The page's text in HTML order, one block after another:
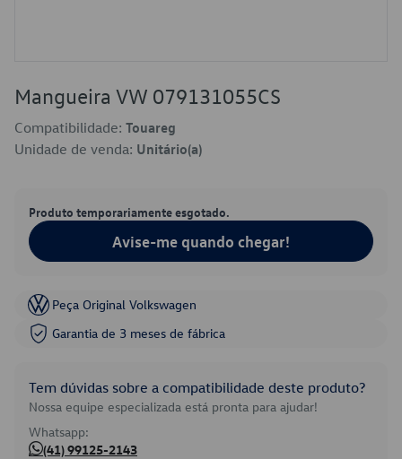
Mangueira VW 079131055CS
Compatibilidade: Touareg
Unidade de venda: Unitário(a)
Produto temporariamente esgotado.
Avise-me quando chegar!
Peça Original Volkswagen
Garantia de 3 meses de fábrica
Tem dúvidas sobre a compatibilidade deste produto?
Nossa equipe especializada está pronta para ajudar!
Whatsapp:
(41) 99125-2143